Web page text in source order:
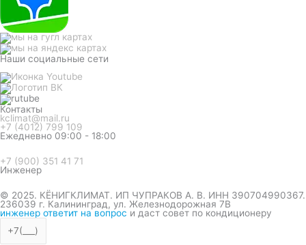
Наши социальные сети
Контакты
kclimat@mail.ru
+7 (4012) 799 109
Ежедневно 09:00 - 18:00
+7 (900) 351 41 71
Инженер
© 2025. КЁНИГКЛИМАТ. ИП ЧУПРАКОВ А. В. ИНН 390704990367.
236039 г. Калининград, ул. Железнодорожная 7В
инженер ответит на вопрос и даст совет по кондиционеру